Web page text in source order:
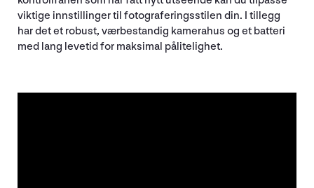
viktige innstillinger til fotograferingsstilen din. I tillegg
har det et robust, værbestandig kamerahus og et batteri
med lang levetid for maksimal pålitelighet.